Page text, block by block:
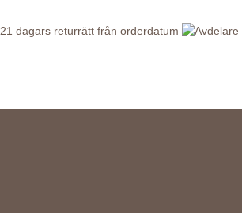
21 dagars returrätt från orderdatum